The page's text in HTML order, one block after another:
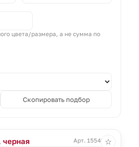
цвета/размера, а не сумма по
Скопировать подбор
Арт. 15549.30
☆